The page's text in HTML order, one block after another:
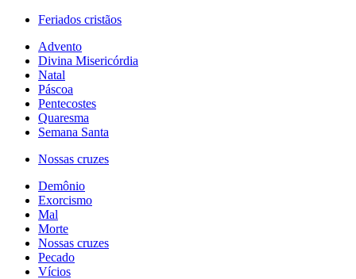
Feriados cristãos
Advento
Divina Misericórdia
Natal
Páscoa
Pentecostes
Quaresma
Semana Santa
Nossas cruzes
Demônio
Exorcismo
Mal
Morte
Nossas cruzes
Pecado
Vícios